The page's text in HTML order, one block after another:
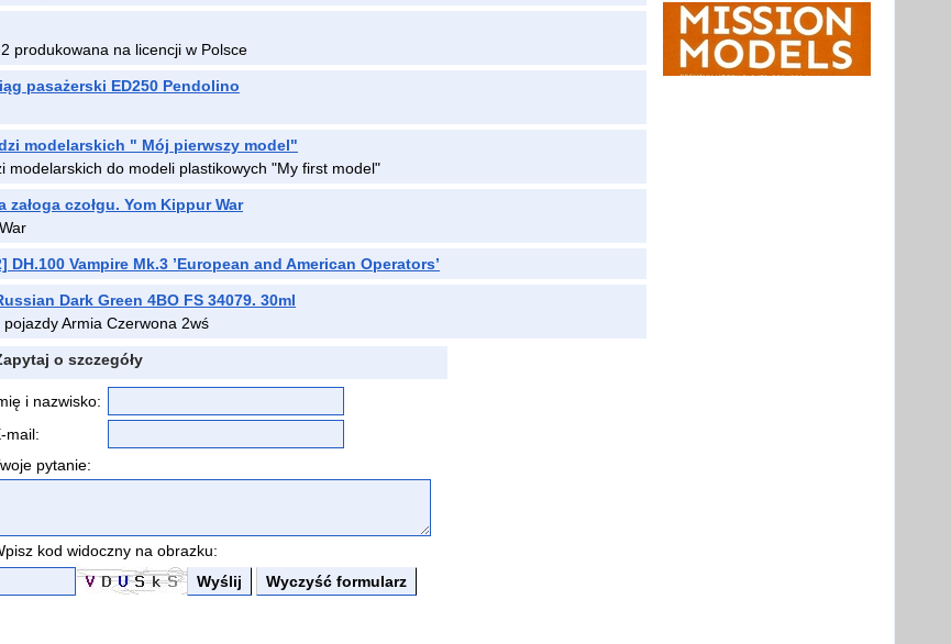
produkowana na licencji w Polsce
pasażerski ED250 Pendolino
modelarskich " Mój pierwszy model"
modelarskich do modeli plastikowych "My first model"
czołgu. Yom Kippur War
DH.100 Vampire Mk.3 ’European and American Operators’
Dark Green 4BO FS 34079. 30ml
Armia Czerwona 2wś
o szczegóły
i nazwisko:
mail:
pytanie:
kod widoczny na obrazku: